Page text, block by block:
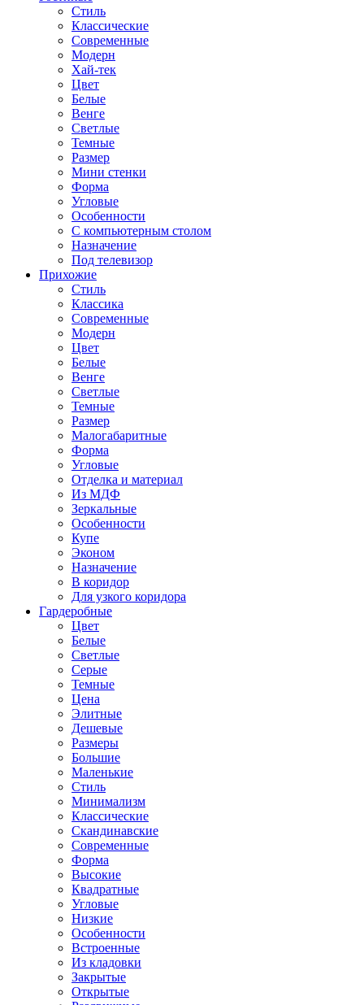
Стиль
Классические
Современные
Модерн
Хай-тек
Цвет
Белые
Венге
Светлые
Темные
Размер
Мини стенки
Форма
Угловые
Особенности
С компьютерным столом
Назначение
Под телевизор
Прихожие
Стиль
Классика
Современные
Модерн
Цвет
Белые
Венге
Светлые
Темные
Размер
Малогабаритные
Форма
Угловые
Отделка и материал
Из МДФ
Зеркальные
Особенности
Купе
Эконом
Назначение
В коридор
Для узкого коридора
Гардеробные
Цвет
Белые
Светлые
Серые
Темные
Цена
Элитные
Дешевые
Размеры
Большие
Маленькие
Стиль
Минимализм
Классические
Скандинавские
Современные
Форма
Высокие
Квадратные
Угловые
Низкие
Особенности
Встроенные
Из кладовки
Закрытые
Открытые